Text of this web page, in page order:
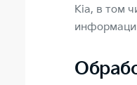
Kia, в том